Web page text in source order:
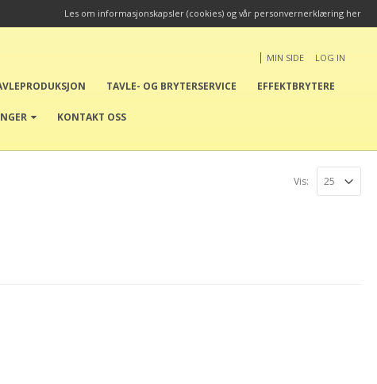
Les om informasjonskapsler (cookies) og vår personvernerklæring her
| MIN SIDE LOG IN
TAVLE- OG BRYTERSERVICE EFFEKTBRYTERE
KONTAKT OSS
Vis: